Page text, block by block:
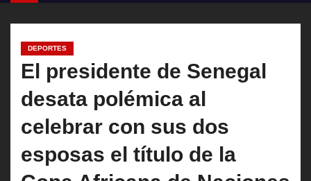
DEPORTES
El presidente de Senegal
desata polémica al
celebrar con sus dos
esposas el título de la